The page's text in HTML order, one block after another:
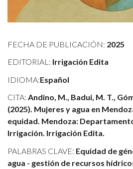
FECHA DE PUBLICACIÓN: 2025
EDITORIAL: Irrigación Edita
IDIOMA:Español
CITA: Andino, M., Badui, M. T.,
(2025). Mujeres y agua en
equidad. Mendoza:
Irrigación. Irrigación Edita.
PALABRAS CLAVE: Equidad de
agua - gestión de recursos